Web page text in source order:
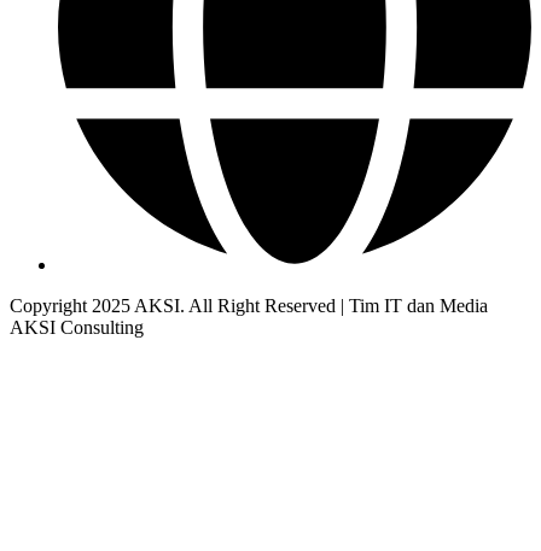
Copyright 2025 AKSI. All Right Reserved | Tim IT dan Media
AKSI Consulting